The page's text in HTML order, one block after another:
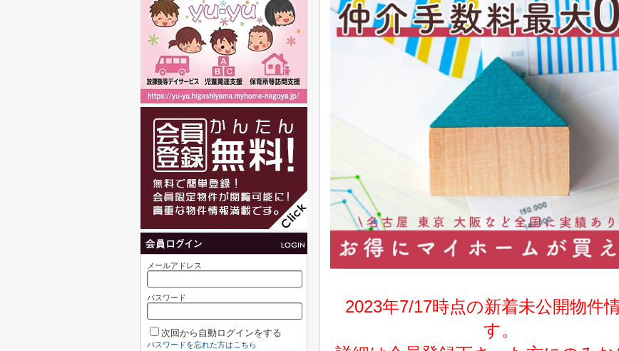
2023年7/17時点の新着未公開物件
す。
メールアドレス
パスワード
次回から自動ログインをする
パスワードを忘れた方はこちら